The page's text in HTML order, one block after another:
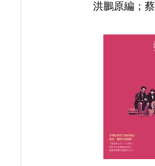
洪鵬原編；